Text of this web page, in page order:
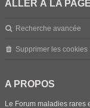
ALLER À LA PAGE
Recherche avancée
Supprimer les cookies
A PROPOS
Le Forum maladies rares